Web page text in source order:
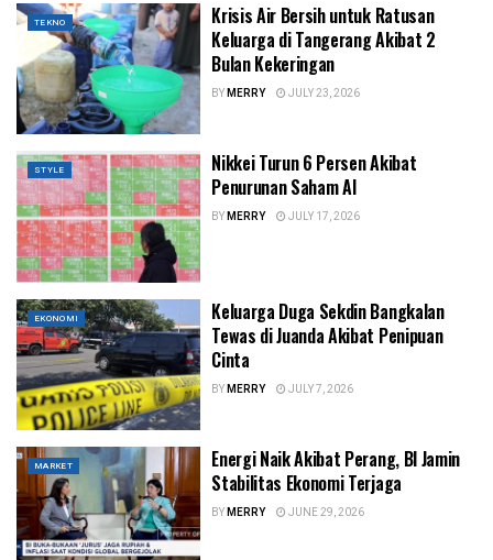
TEKNO
Krisis Air Bersih untuk Ratusan
Keluarga di Tangerang Akibat 2
Bulan Kekeringan
BYMERRY JULY 23, 2026
STYLE
Nikkei Turun 6 Persen Akibat
Penurunan Saham AI
BYMERRY JULY 17, 2026
EKONOMI
Keluarga Duga Sekdin Bangkalan
Tewas di Juanda Akibat Penipuan
Cinta
BYMERRY JULY 7, 2026
MARKET
Energi Naik Akibat Perang, BI Jamin
Stabilitas Ekonomi Terjaga
BYMERRY JUNE 29, 2026